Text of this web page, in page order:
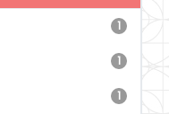
1
1
1